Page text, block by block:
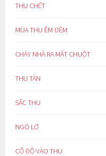
THU CHẾT
MÙA THU ÊM ĐỀM
CHÁY NHÀ RA MẶT CHUỘT
THU TÀN
SẮC THU
NGÓ LƠ
CỔ ĐỘ VÀO THU